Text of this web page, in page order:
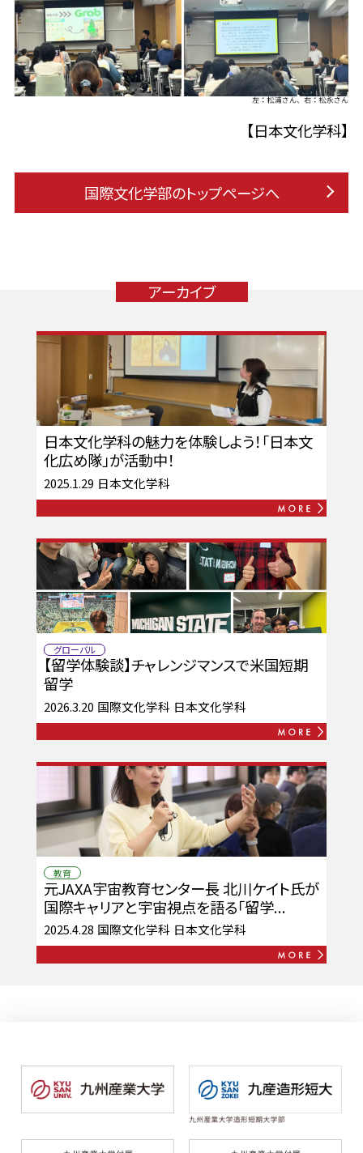
【日本文化学科】
国際文化学部のトップページへ
アーカイブ
日本文化学科の魅力を体験しよう！「日本文
化広め隊」が活動中！
2025.1.29 日本文化学科
グローバル
【留学体験談】チャレンジマンスで米国短期
留学
2026.3.20 国際文化学科 日本文化学科
教育
元JAXA宇宙教育センター長 北川ケイト氏が
国際キャリアと宇宙視点を語る「留学...
2025.4.28 国際文化学科 日本文化学科